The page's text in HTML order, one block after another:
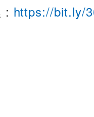
: https://bit.ly/